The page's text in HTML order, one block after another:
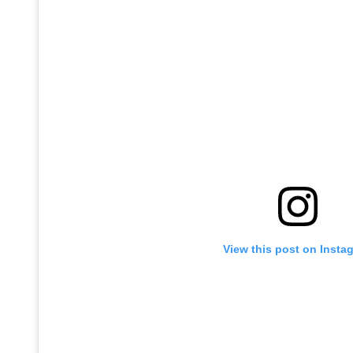
View this post on